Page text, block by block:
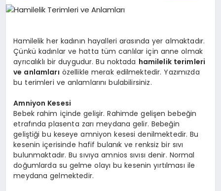
YEMEK
KIMDIR?
HESAPLAMALAR
Hamilelik her kadının hayalleri arasında yer almaktadır.
Çünkü kadınlar ve hatta tüm canlılar için anne olmak
ayrıcalıklı bir duygudur. Bu noktada hamilelik terimleri
ve anlamları özellikle merak edilmektedir. Yazımızda
bu terimleri ve anlamlarını bulabilirsiniz.
Amniyon Kesesi
Bebek rahim içinde gelişir. Rahimde gelişen bebeğin
etrafında plasenta zarı meydana gelir. Bebeğin
geliştiği bu keseye amniyon kesesi denilmektedir. Bu
kesenin içerisinde hafif bulanık ve renksiz bir sıvı
bulunmaktadır. Bu sıvıya amnios sıvısı denir. Normal
doğumlarda su gelme olayı bu kesenin yırtılması ile
meydana gelmektedir.